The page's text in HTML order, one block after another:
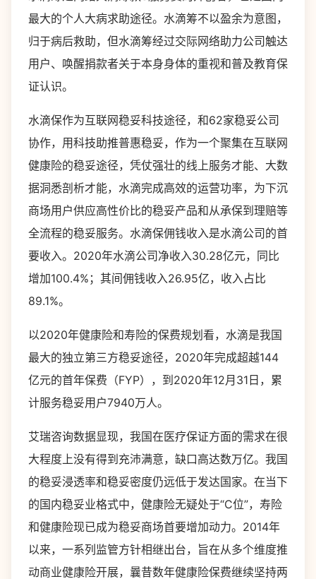
最大的个人大病求助途径。水滴筹不以盈余为意图，
归于病后救助，但水滴筹经过交际网络助力公司触达
用户、唤醒捐款者关于本身身体的重视和普及教育保
证认识。
水滴保作为互联网稳妥科技途径，和62家稳妥公司
协作，用科技助推普惠稳妥，作为一个聚集在互联网
健康险的稳妥途径，凭仗强壮的线上服务才能、大数
据洞悉剖析才能，水滴完成高效的运营功率，为下沉
商场用户供应高性价比的稳妥产品和从承保到理赔等
全流程的稳妥服务。水滴保佣钱收入是水滴公司的首
要收入。2020年水滴公司净收入30.28亿元，同比
增加100.4%；其间佣钱收入26.95亿，收入占比
89.1%。
以2020年健康险和寿险的保费规划看，水滴是我国
最大的独立第三方稳妥途径，2020年完成超越144
亿元的首年保费（FYP），到2020年12月31日，累
计服务稳妥用户7940万人。
艾瑞咨询数据显现，我国在医疗保证方面的需求在很
大程度上没有得到充沛满意，缺口高达数万亿。我国
的稳妥浸透率和稳妥密度仍远低于发达国家。在当下
的国内稳妥业格式中，健康险无疑处于“C位”，寿险
和健康险现已成为稳妥商场首要增加动力。2014年
以来，一系列监管方针相继出台，旨在从多个维度推
动商业健康险开展，曩昔数年健康险保费继续坚持两